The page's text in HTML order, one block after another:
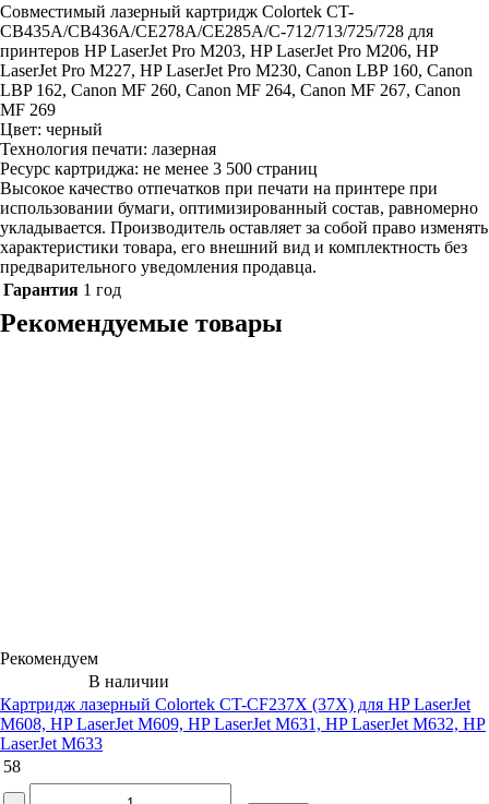
Совместимый лазерный картридж Colortek CT-
CB435A/CB436A/CE278A/CE285A/C-712/713/725/728 для
принтеров HP LaserJet Pro M203, HP LaserJet Pro M206, HP
LaserJet Pro M227, HP LaserJet Pro M230, Canon LBP 160, Canon
LBP 162, Canon MF 260, Canon MF 264, Canon MF 267, Canon
MF 269
Цвет: черный
Технология печати: лазерная
Ресурс картриджа: не менее 3 500 страниц
Высокое качество отпечатков при печати на принтере при
использовании бумаги, оптимизированный состав, равномерно
укладывается. Производитель оставляет за собой право изменять
характеристики товара, его внешний вид и комплектность без
предварительного уведомления продавца.
Гарантия 1 год
Рекомендуемые товары
Рекомендуем
В наличии
Картридж лазерный Colortek CT-CF237X (37X) для HP LaserJet
M608, HP LaserJet M609, HP LaserJet M631, HP LaserJet M632, HP
LaserJet M633
58